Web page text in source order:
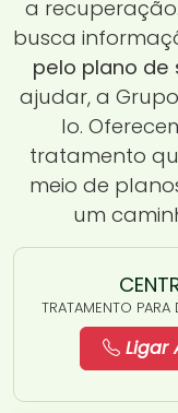
a
busca
pelo plano
ajudar, a
lo.
tratamento
meio de
um
TRATAMENTO
Ligar